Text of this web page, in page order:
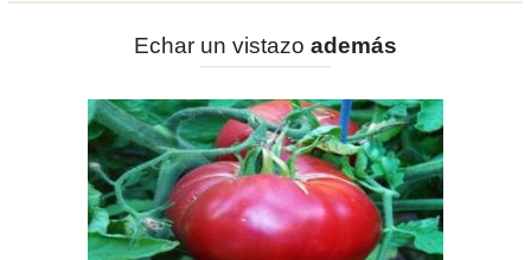
Echar un vistazo además